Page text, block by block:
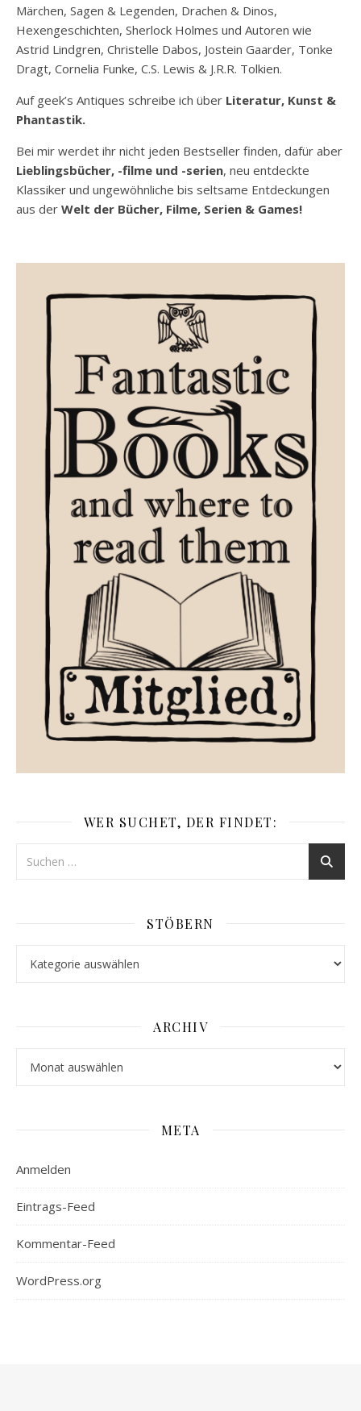
Märchen, Sagen & Legenden, Drachen & Dinos,
Hexengeschichten, Sherlock Holmes und Autoren wie
Astrid Lindgren, Christelle Dabos, Jostein Gaarder, Tonke
Dragt, Cornelia Funke, C.S. Lewis & J.R.R. Tolkien.
Auf geek’s Antiques schreibe ich über Literatur, Kunst &
Phantastik.
Bei mir werdet ihr nicht jeden Bestseller finden, dafür aber
Lieblingsbücher, -filme und -serien, neu entdeckte
Klassiker und ungewöhnliche bis seltsame Entdeckungen
aus der Welt der Bücher, Filme, Serien & Games!
WER SUCHET, DER FINDET:
STÖBERN
ARCHIV
META
Anmelden
Eintrags-Feed
Kommentar-Feed
WordPress.org